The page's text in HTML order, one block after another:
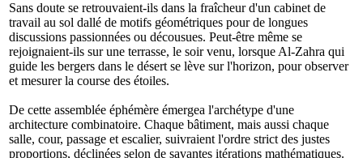
Sans doute se retrouvaient-ils dans la fraîcheur d'un cabinet de
travail au sol dallé de motifs géométriques pour de longues
discussions passionnées ou décousues. Peut-être même se
rejoignaient-ils sur une terrasse, le soir venu, lorsque Al-Zahra qui
guide les bergers dans le désert se lève sur l'horizon, pour observer
et mesurer la course des étoiles.
De cette assemblée éphémère émergea l'archétype d'une
architecture combinatoire. Chaque bâtiment, mais aussi chaque
salle, cour, passage et escalier, suivraient l'ordre strict des justes
proportions, déclinées selon de savantes itérations mathématiques.